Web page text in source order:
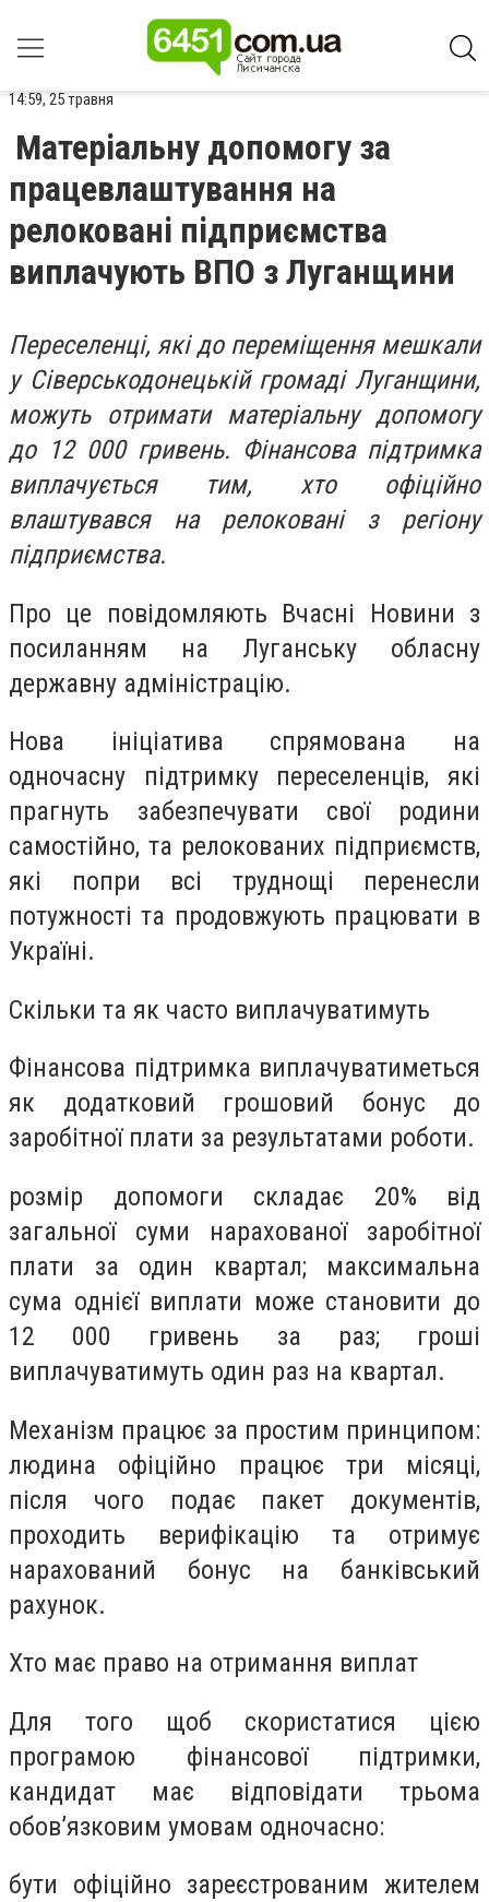
14:59, 25 травня
Матеріальну допомогу за
працевлаштування на
релоковані підприємства
виплачують ВПО з Луганщини
Переселенці, які до переміщення мешкали
у Сіверськодонецькій громаді Луганщини,
можуть отримати матеріальну допомогу
до 12 000 гривень. Фінансова підтримка
виплачується тим, хто офіційно
влаштувався на релоковані з регіону
підприємства.
Про це повідомляють Вчасні Новини з
посиланням на Луганську обласну
державну адміністрацію.
Нова ініціатива спрямована на
одночасну підтримку переселенців, які
прагнуть забезпечувати свої родини
самостійно, та релокованих підприємств,
які попри всі труднощі перенесли
потужності та продовжують працювати в
Україні.
Скільки та як часто виплачуватимуть
Фінансова підтримка виплачуватиметься
як додатковий грошовий бонус до
заробітної плати за результатами роботи.
розмір допомоги складає 20% від
загальної суми нарахованої заробітної
плати за один квартал; максимальна
сума однієї виплати може становити до
12 000 гривень за раз; гроші
виплачуватимуть один раз на квартал.
Механізм працює за простим принципом:
людина офіційно працює три місяці,
після чого подає пакет документів,
проходить верифікацію та отримує
нарахований бонус на банківський
рахунок.
Хто має право на отримання виплат
Для того щоб скористатися цією
програмою фінансової підтримки,
кандидат має відповідати трьома
обов’язковим умовам одночасно:
бути офіційно зареєстрованим жителем